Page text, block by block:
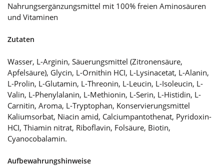
Nahrungsergänzungsmittel mit 100% freien Aminosäuren
und Vitaminen
Zutaten
Wasser, L-Arginin, Säuerungsmittel (Zitronensäure,
Apfelsäure), Glycin, L-Ornithin HCI, L-Lysinacetat, L-Alanin,
L-Prolin, L-Glutamin, L-Threonin, L-Leucin, L-Isoleucin, L-
Valin, L-Phenylalanin, L-Methionin, L-Serin, L-Histidin, L-
Carnitin, Aroma, L-Tryptophan, Konservierungsmittel
Kaliumsorbat, Niacin amid, Calciumpantothenat, Pyridoxin-
HCI, Thiamin nitrat, Riboflavin, Folsäure, Biotin,
Cyanocobalamin.
Aufbewahrungshinweise